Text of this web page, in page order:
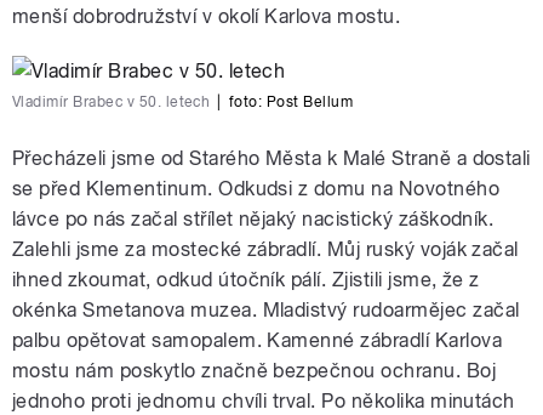
menší dobrodružství v okolí Karlova mostu.
Vladimír Brabec v 50. letech foto: Post Bellum
Přecházeli jsme od Starého Města k Malé Straně a dostali
se před Klementinum. Odkudsi z domu na Novotného
lávce po nás začal střílet nějaký nacistický záškodník.
Zalehli jsme za mostecké zábradlí. Můj ruský voják začal
ihned zkoumat, odkud útočník pálí. Zjistili jsme, že z
okénka Smetanova muzea. Mladistvý rudoarmějec začal
palbu opětovat samopalem. Kamenné zábradlí Karlova
mostu nám poskytlo značně bezpečnou ochranu. Boj
jednoho proti jednomu chvíli trval. Po několika minutách